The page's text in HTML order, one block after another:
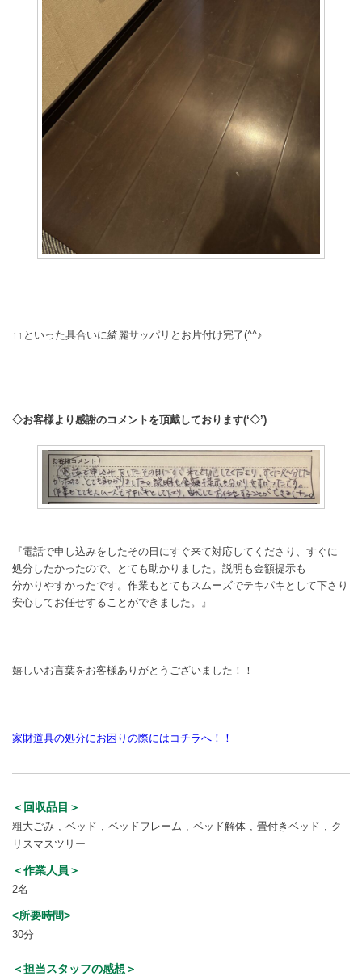
↑↑といった具合いに綺麗サッパリとお片付け完了(^^♪
◇お客様より感謝のコメントを頂戴しております(‘◇’)ゞ
『電話で申し込みをしたその日にすぐ来て対応してくださり、すぐに
処分したかったので、とても助かりました。説明も金額提示も
分かりやすかったです。作業もとてもスムーズでテキパキとして下さり
安心してお任せすることができました。』
嬉しいお言葉をお客様ありがとうございました！！
家財道具の処分にお困りの際にはコチラへ！！
＜回収品目＞
粗大ごみ ベッド ベッドフレーム ベッド解体 畳付きベッド
ク
リスマスツリー
＜作業人員＞
2名
<所要時間>
30分
＜担当スタッフの感想＞